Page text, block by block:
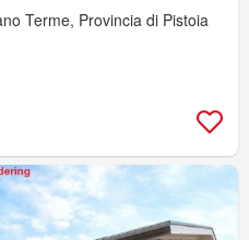
Terme, Provincia di Pistoia